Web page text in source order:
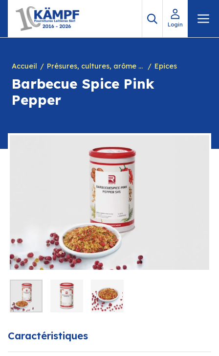
contenu
Login
Accueil Présures, cultures, arôme à yogourt, marques, chiffres en caséine et divers Epices
Barbecue Spice Pink
Pepper
Caractéristiques